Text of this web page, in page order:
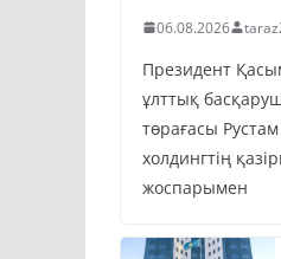
06.08.2026
Президент
ұлттық
төрағасы
холдингтің
жоспарымен